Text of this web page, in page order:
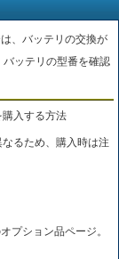
、バッテリの交換が
ッテリの型番を確認
入する方法
るため、購入時は注
プション品ページ。